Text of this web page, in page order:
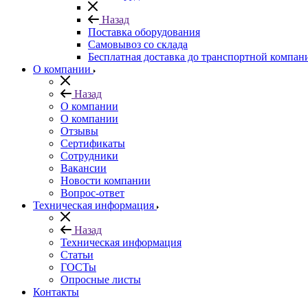
Назад
Поставка оборудования
Самовывоз со склада
Бесплатная доставка до транспортной
О компании
Назад
О компании
О компании
Отзывы
Сертификаты
Сотрудники
Вакансии
Новости компании
Вопрос-ответ
Техническая информация
Назад
Техническая информация
Статьи
ГОСТы
Опросные листы
Контакты